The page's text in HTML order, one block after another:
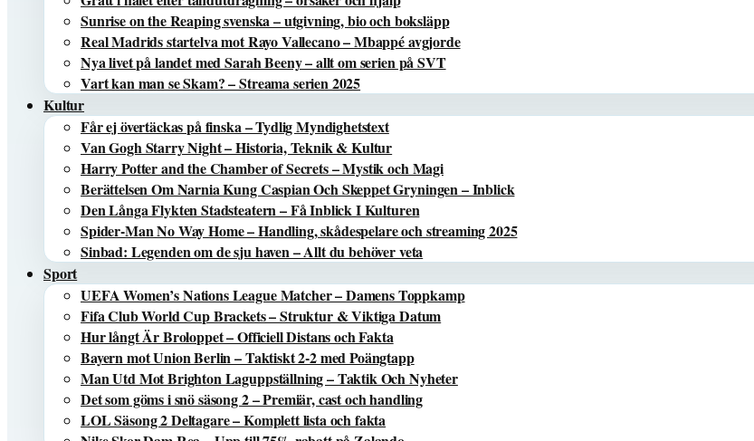
Sunrise on the Reaping svenska – utgivning, bio och boksläpp
Real Madrids startelva mot Rayo Vallecano – Mbappé avgjorde
Nya livet på landet med Sarah Beeny – allt om serien på SVT
Vart kan man se Skam? – Streama serien 2025
Kultur
Får ej övertäckas på finska – Tydlig Myndighetstext
Van Gogh Starry Night – Historia, Teknik & Kultur
Harry Potter and the Chamber of Secrets – Mystik och Magi
Berättelsen Om Narnia Kung Caspian Och Skeppet Gryningen – Inblick
Den Långa Flykten Stadsteatern – Få Inblick I Kulturen
Spider-Man No Way Home – Handling, skådespelare och streaming 2025
Sinbad: Legenden om de sju haven – Allt du behöver veta
Sport
UEFA Women’s Nations League Matcher – Damens Toppkamp
Fifa Club World Cup Brackets – Struktur & Viktiga Datum
Hur långt Är Broloppet – Officiell Distans och Fakta
Bayern mot Union Berlin – Taktiskt 2-2 med Poängtapp
Man Utd Mot Brighton Laguppställning – Taktik Och Nyheter
Det som göms i snö säsong 2 – Premiär, cast och handling
LOL Säsong 2 Deltagare – Komplett lista och fakta